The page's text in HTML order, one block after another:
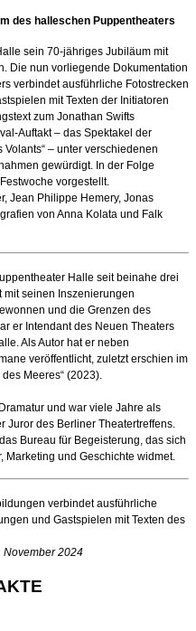
des halleschen Puppentheaters
sein 70-jähriges Jubiläum mit
Die nun vorliegende Dokumentation
verbindet ausführliche Fotostrecken
mit Texten der Initiatoren
zum Jonathan Swifts
Auftakt – das Spektakel der
– unter verschiedenen
gewürdigt. In der Folge
vorgestellt.
Jean Philippe Hemery, Jonas
von Anna Kolata und Falk
Halle seit beinahe drei
seinen Inszenierungen
und die Grenzen des
er Intendant des Neuen Theaters
Als Autor hat er neben
veröffentlicht, zuletzt erschien im
Meeres“ (2023).
und war viele Jahre als
Juror des Berliner Theatertreffens.
Bureau für Begeisterung, das sich
Marketing und Geschichte widmet.
verbindet ausführliche
und Gastspielen mit Texten des
November 2024